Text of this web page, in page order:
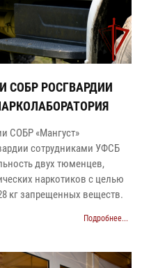
СОБР РОСГВАРДИИ
СОБР «Мангуст»
сотрудниками УФСБ
двух тюменцев,
наркотиков с целью
кг запрещенных веществ.
Подробнее...